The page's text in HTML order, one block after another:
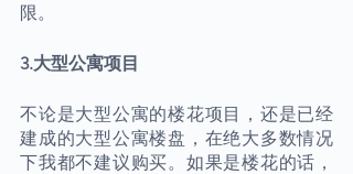
限。
3.大型公寓项目
不论是大型公寓的楼花项目，还是已经
建成的大型公寓楼盘，在绝大多数情况
下我都不建议购买。如果是楼花的话，